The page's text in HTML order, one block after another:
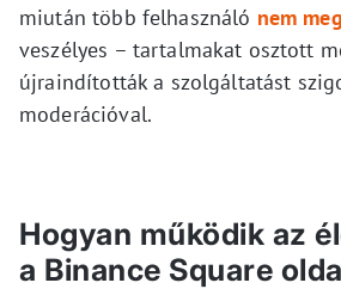
miután több felhasználó nem
veszélyes – tartalmakat osztott
újraindították a szolgáltatást
moderációval.
Hogyan működik az
a Binance Square